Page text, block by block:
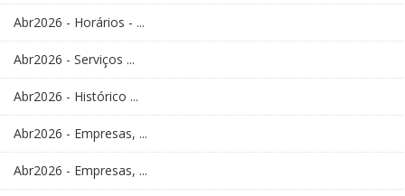
Abr2026 - Horários - ...
Abr2026 - Serviços ...
Abr2026 - Histórico ...
Abr2026 - Empresas, ...
Abr2026 - Empresas, ...